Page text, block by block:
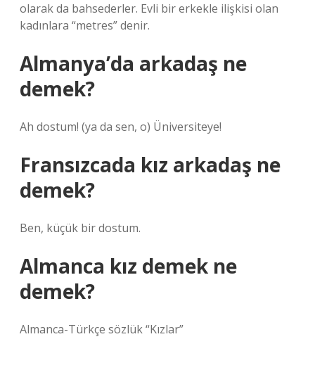
olarak da bahsederler. Evli bir erkekle ilişkisi olan
kadınlara “metres” denir.
Almanya’da arkadaş ne
demek?
Ah dostum! (ya da sen, o) Üniversiteye!
Fransızcada kız arkadaş ne
demek?
Ben, küçük bir dostum.
Almanca kız demek ne
demek?
Almanca-Türkçe sözlük “Kızlar”